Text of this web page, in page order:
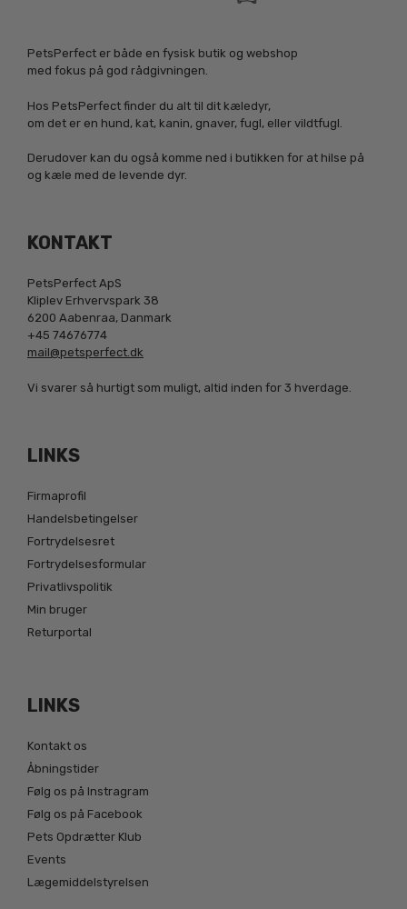
PetsPerfect er både en fysisk butik og webshop
med fokus på god rådgivningen.
Hos PetsPerfect finder du alt til dit kæledyr,
om det er en hund, kat, kanin, gnaver, fugl, eller vildtfugl.
Derudover kan du også komme ned i butikken for at hilse på
og kæle med de levende dyr.
KONTAKT
PetsPerfect ApS
Kliplev Erhvervspark 38
6200 Aabenraa, Danmark
+45 74676774
mail@petsperfect.dk
Vi svarer så hurtigt som muligt, altid inden for 3 hverdage.
LINKS
Firmaprofil
Handelsbetingelser
Fortrydelsesret
Fortrydelsesformular
Privatlivspolitik
Min bruger
Returportal
LINKS
Kontakt os
Åbningstider
Følg os på Instragram
Følg os på Facebook
Pets Opdrætter Klub
Events
Lægemiddelstyrelsen